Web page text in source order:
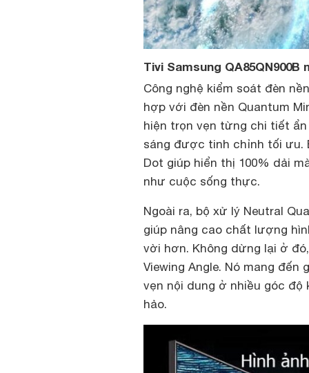
Tivi Samsung
Công nghệ kiểm soát đèn
hợp với đèn nền Quantum
hiện trọn vẹn từng chi tiết
sáng được tinh chỉnh tối ưu.
Dot giúp hiển thị 100% dải
như cuộc sống thực.
Ngoài ra, bộ xử lý Neutral
giúp nâng cao chất lượng
vời hơn. Không dừng lại ở
Viewing Angle. Nó mang
vẹn nội dung ở nhiều góc độ
hảo.